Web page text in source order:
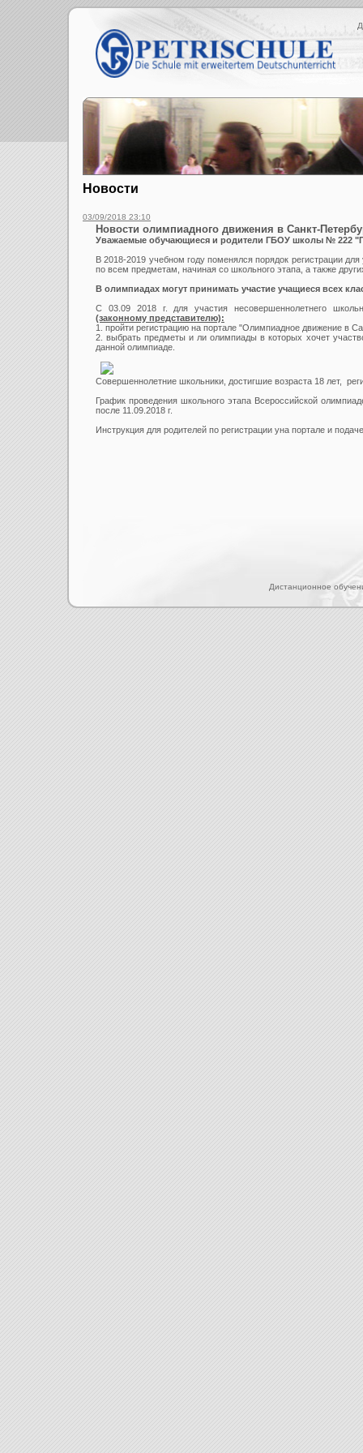
Новости
03/09/2018 23:10
Новости олимпиадного движения в Санкт-
Уважаемые обучающиеся и родители ГБОУ школы № 222
В 2018-2019 учебном году поменялся порядок регистрации
по всем предметам, начиная со школьного этапа, а также
В олимпиадах могут принимать участие учащиеся всех
С 03.09 2018 г. для участия несовершеннолетнего
(законному представителю):
1. пройти регистрацию на портале "Олимпиадное движение в
2. выбрать предметы и ли олимпиады в которых хочет
данной олимпиаде.
Совершеннолетние школьники, достигшие возраста 18 лет,
График проведения школьного этапа Всероссийской
после 11.09.2018 г.
Инструкция для родителей по регистрации yна портале и
Дистанционное